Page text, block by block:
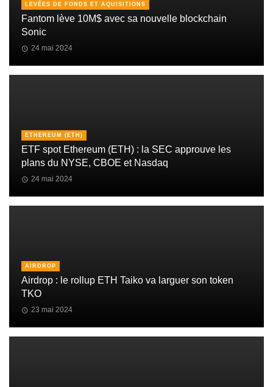
LEVÉES DE FONDS ET AQUISITIONS
Fantom lève 10M$ avec sa nouvelle blockchain
Sonic
24 mai 2024
ETHEREUM (ETH)
ETF spot Ethereum (ETH) : la SEC approuve les
plans du NYSE, CBOE et Nasdaq
24 mai 2024
AIRDROP
Airdrop : le rollup ETH Taiko va larguer son token
TKO
23 mai 2024